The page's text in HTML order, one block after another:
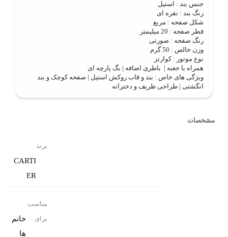
جنس بند : استیل
رنگ بند : نقره ای
شکل صفحه : مربع
قطر صفحه : 20 میلیمتر
رنگ صفحه : صورتی
وزن خالص : 50 گرم
نوع موتور : کوارتز
همراه با جعبه | باطری اضافه | بگ پارچه ای
ویژگی های خاص : بند و قاب روکش استیل | صفحه کوچک و بند
انگشتی | طراحی ظریف و دخترانه
مشخصات
برند
CARTI
ER
مناسب
برای
خانم
ها